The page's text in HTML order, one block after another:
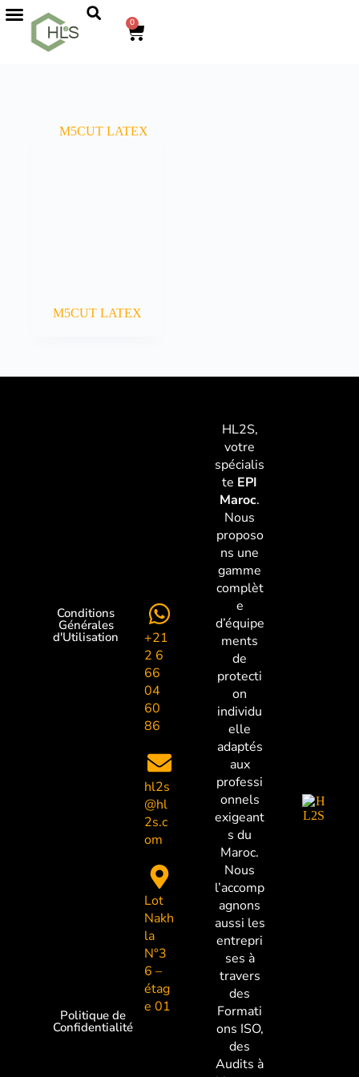
0
M5CUT LATEX
HL2S,
votre
spécialis
te EPI
Maroc.
Nous
proposo
ns une
gamme
complèt
e
d’équipe
ments
de
protecti
on
individu
elle
adaptés
aux
professi
onnels
exigeant
s du
Maroc.
Nous
l’accomp
agnons
aussi les
entrepri
ses à
travers
des
Formati
ons ISO,
des
Audits à
+21
2 6
66
04
60
86
hl2s
@hl
2s.c
om
Lot
Nakh
la
N°3
6 –
étag
e 01
Conditions
Générales
d'Utilisation
Politique de
Confidentialité